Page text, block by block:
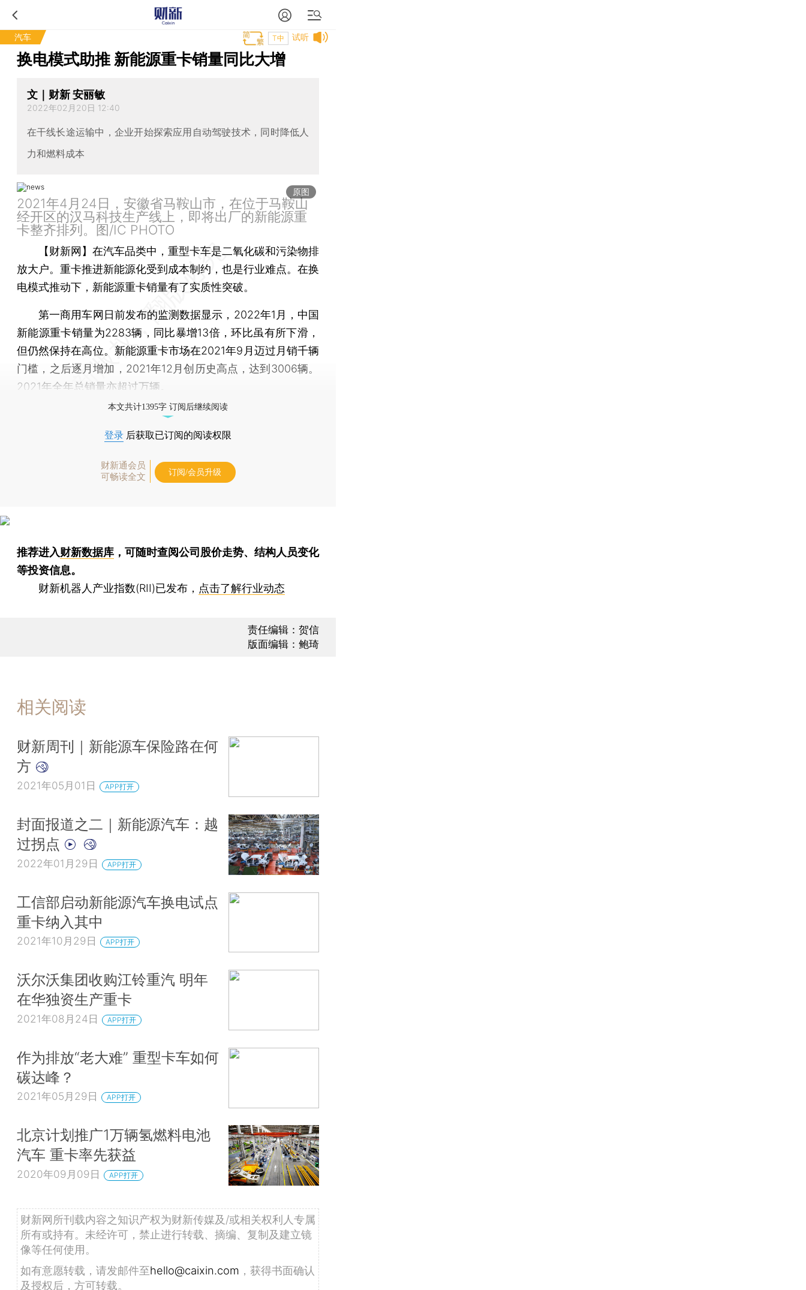
汽车 试听
T中
换电模式助推 新能源重卡销量同比大增
文｜财新 安丽敏
2022年02月20日 12:40
在干线长途运输中，企业开始探索应用自动驾驶技术，同时降低人
力和燃料成本
原图
2021年4月24日，安徽省马鞍山市，在位于马鞍山
经开区的汉马科技生产线上，即将出厂的新能源重
卡整齐排列。图/IC PHOTO
【财新网】 在汽车品类中，重型卡车是二氧化碳和污染物排
放大户。重卡推进新能源化受到成本制约，也是行业难点。在换
电模式推动下，新能源重卡销量有了实质性突破。
第一商用车网日前发布的监测数据显示，2022年1月，中国
新能源重卡销量为2283辆，同比暴增13倍，环比虽有所下滑，
但仍然保持在高位。新能源重卡市场在2021年9月迈过月销千辆
门槛，之后逐月增加，2021年12月创历史高点，达到3006辆。
2021年全年总销量亦超过万辆。
本文共计1395字 订阅后继续阅读
登录 后获取已订阅的阅读权限
财新通会员
可畅读全文
订阅/会员升级
推荐进入财新数据库 ，可随时查阅公司股价走势、结构人员变化
等投资信息。
财新机器人产业指数(RII)已发布， 点击了解行业动态
责任编辑：贺信
版面编辑：鲍琦
相关阅读
财新周刊｜新能源车保险路在何
方
2021年05月01日 APP打开
封面报道之二｜新能源汽车：越
过拐点
2022年01月29日 APP打开
工信部启动新能源汽车换电试点
重卡纳入其中
2021年10月29日 APP打开
沃尔沃集团收购江铃重汽 明年
在华独资生产重卡
2021年08月24日 APP打开
作为排放“老大难” 重型卡车如何
碳达峰？
2021年05月29日 APP打开
北京计划推广1万辆氢燃料电池
汽车 重卡率先获益
2020年09月09日 APP打开
财新网所刊载内容之知识产权为财新传媒及/或相关权利人专属
所有或持有。未经许可，禁止进行转载、摘编、复制及建立镜
像等任何使用。
如有意愿转载，请发邮件至hello@caixin.com ，获得书面确认
及授权后，方可转载。